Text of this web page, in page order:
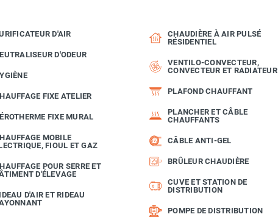
D'AIR
D'ODEUR
FIXE ATELIER
FIXE MURAL
MOBILE
FIOUL ET GAZ
POUR SERRE ET
D'ÉLEVAGE
D'AIR ET RIDEAU
CHAUDIÈRE À AIR PULSÉ
RÉSIDENTIEL
VENTILO-CONVECTEUR,
CONVECTEUR ET RADIATEUR
PLAFOND CHAUFFANT
PLANCHER ET CÂBLE
CHAUFFANTS
CÂBLE ANTI-GEL
BRÛLEUR CHAUDIÈRE
CUVE ET STATION DE
DISTRIBUTION
POMPE DE DISTRIBUTION